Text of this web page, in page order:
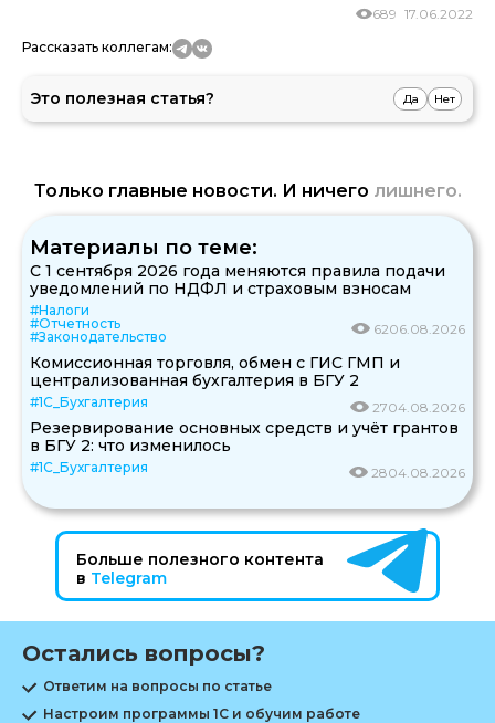
17.06.2022
689
Рассказать коллегам:
Это полезная статья? Да Нет
Только главные новости. И ничего лишнего.
Материалы по теме:
С 1 сентября 2026 года меняются правила подачи
уведомлений по НДФЛ и страховым взносам
#Налоги
#Отчетность
#Законодательство
6206.08.2026
Комиссионная торговля, обмен с ГИС ГМП и
централизованная бухгалтерия в БГУ 2
#1С_Бухгалтерия 2704.08.2026
Резервирование основных средств и учёт грантов
в БГУ 2: что изменилось
#1С_Бухгалтерия 2804.08.2026
Больше полезного контента
в Telegram
Остались вопросы?
Ответим на вопросы по статье
Настроим программы 1С и обучим работе